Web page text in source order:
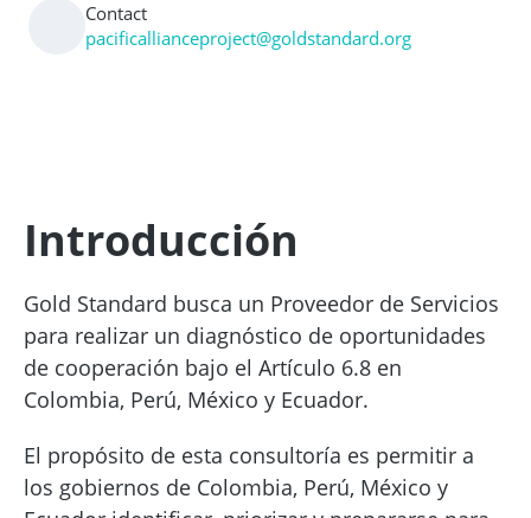
Contact
pacificallianceproject@goldstandard.org
Introducción
Gold Standard busca un Proveedor de Servicios
para realizar un diagnóstico de oportunidades
de cooperación bajo el Artículo 6.8 en
Colombia, Perú, México y Ecuador.
El propósito de esta consultoría es permitir a
los gobiernos de Colombia, Perú, México y